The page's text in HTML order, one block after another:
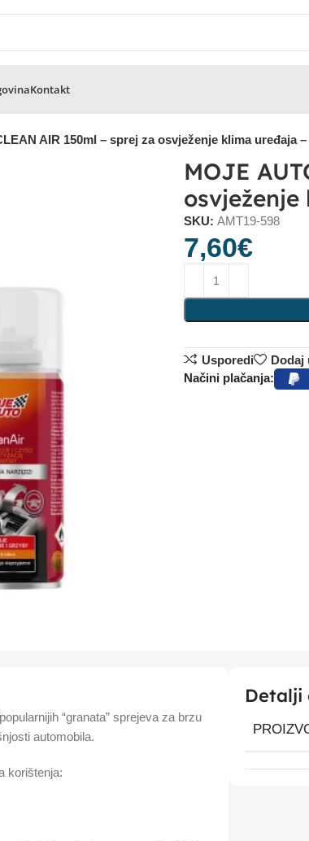
Kontakt
AIR 150ml – sprej za osvježenje klima uređaja
MOJE
SKU:AMT19-598
7,60€
Usporedi Dodaj
Načini plačanja:
“granata” sprejeva za brzu
automobila.
korištenja:
Detalji